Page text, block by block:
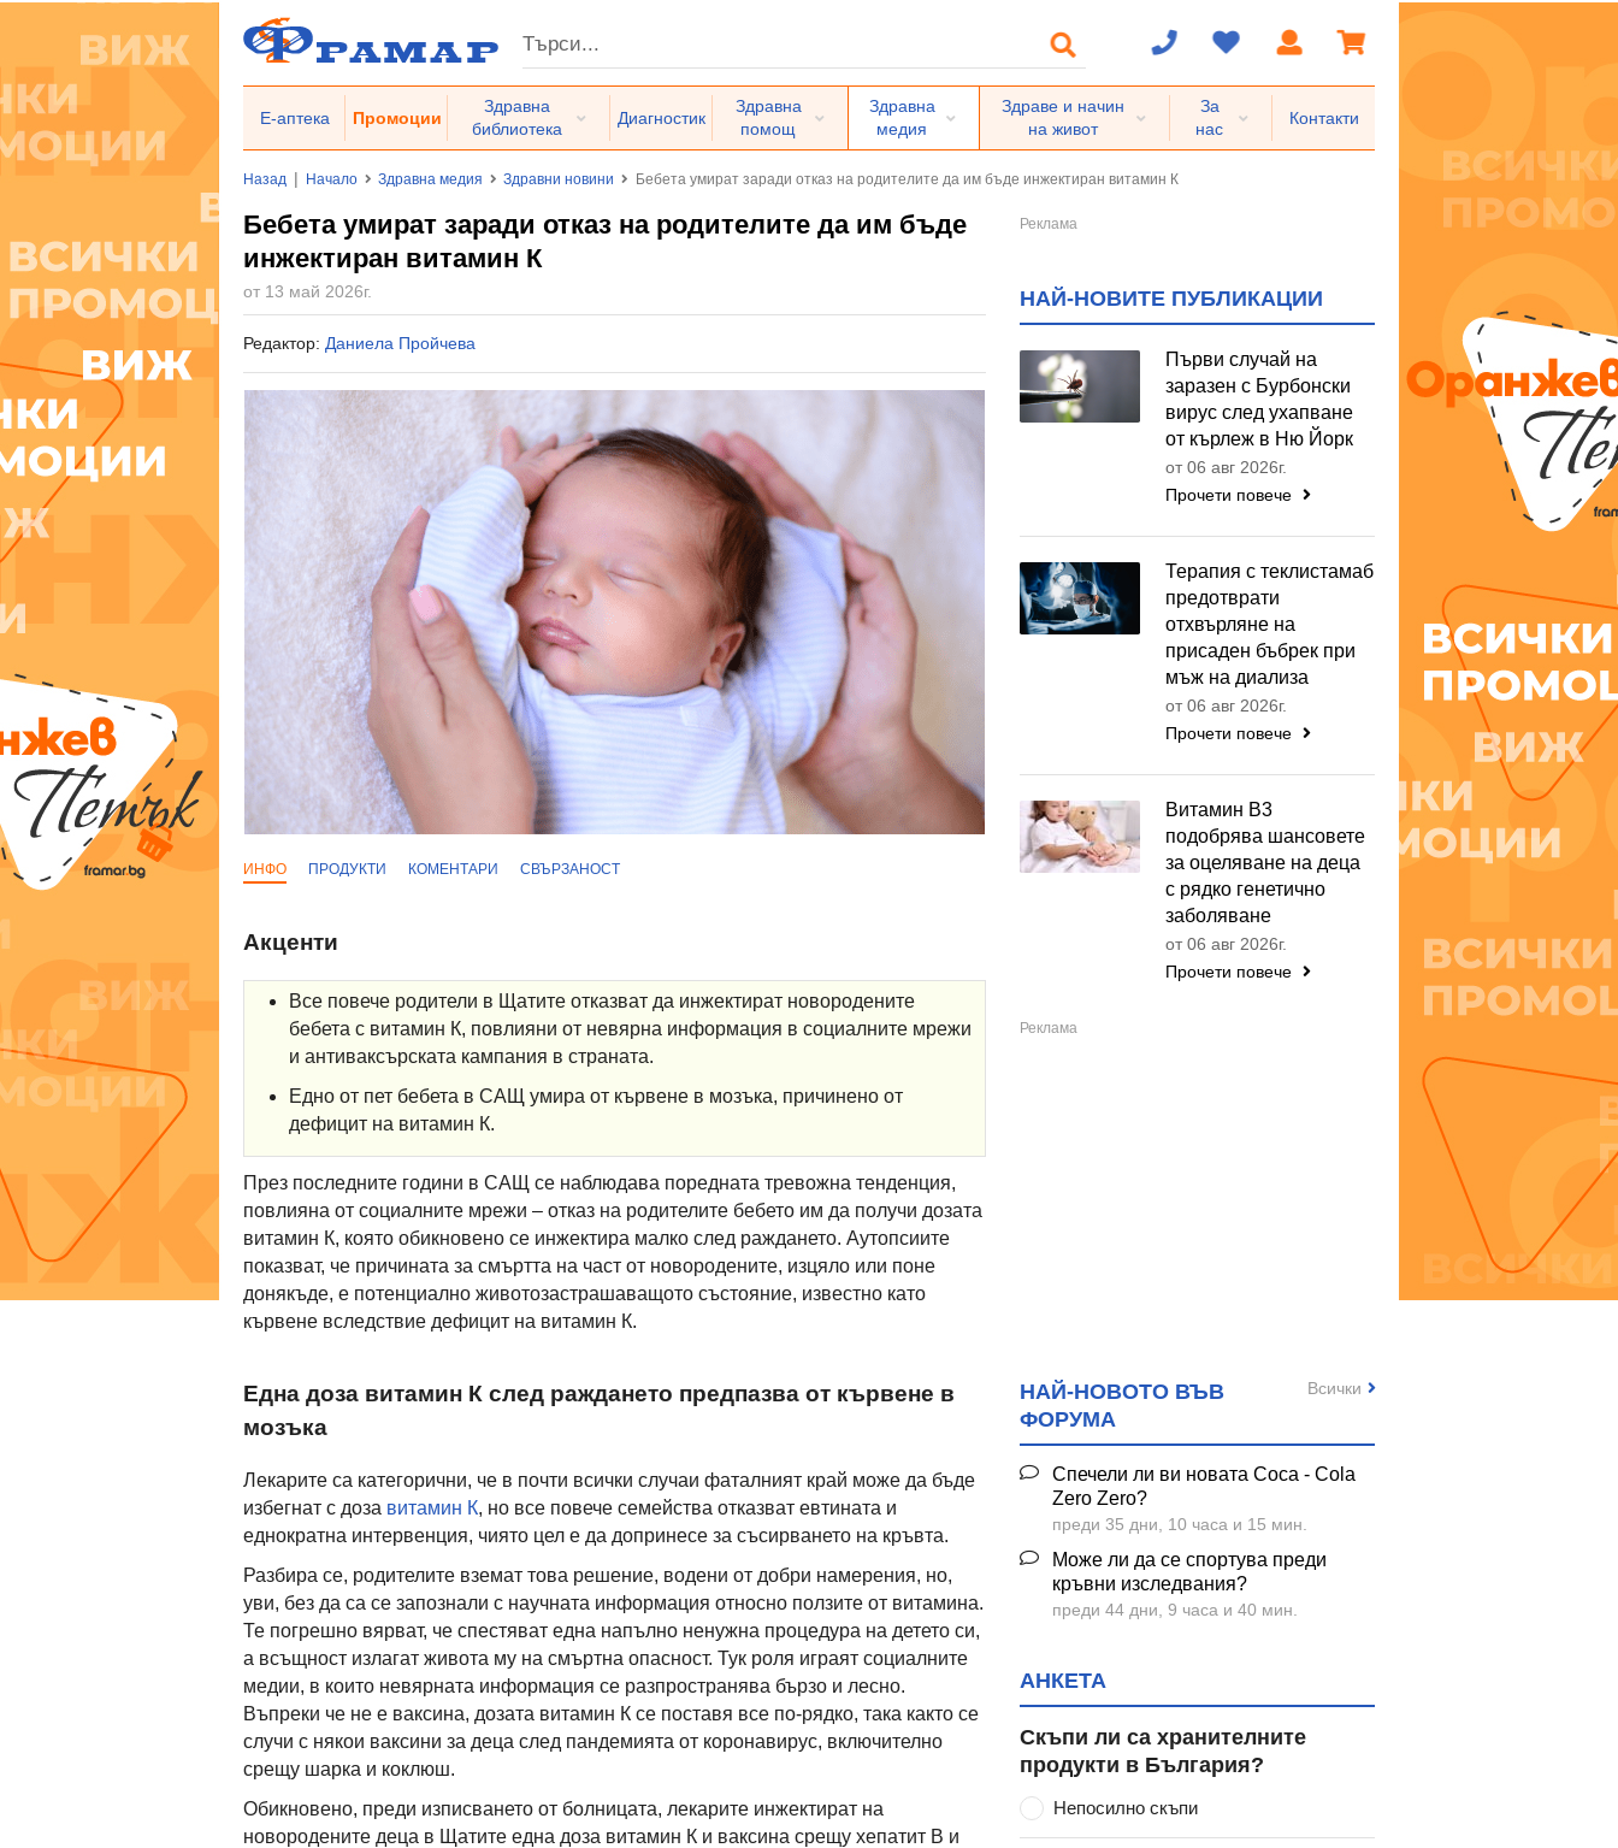
Е-аптека Промоции
Здравна
библиотека
Диагностик
Здравна
помощ
Здравна
медия
Здраве и начин
на живот
За
нас
Контакти
Назад | Начало Здравна медия Здравни новини Бебета умират заради отказ на родителите да им бъде инжектиран витамин К
Бебета умират заради отказ на родителите да им бъде
инжектиран витамин К
от 13 май 2026г.
Редактор: Даниела Пройчева
ИНФО ПРОДУКТИ КОМЕНТАРИ СВЪРЗАНОСТ
Акценти
Все повече родители в Щатите отказват да инжектират новородените
бебета с витамин К, повлияни от невярна информация в социалните мрежи
и антиваксърската кампания в страната.
Едно от пет бебета в САЩ умира от кървене в мозъка, причинено от
дефицит на витамин К.
През последните години в САЩ се наблюдава поредната тревожна тенденция,
повлияна от социалните мрежи – отказ на родителите бебето им да получи дозата
витамин К, която обикновено се инжектира малко след раждането. Аутопсиите
показват, че причината за смъртта на част от новородените, изцяло или поне
донякъде, е потенциално животозастрашаващото състояние, известно като
кървене вследствие дефицит на витамин К.
Една доза витамин К след раждането предпазва от кървене в
мозъка
Лекарите са категорични, че в почти всички случаи фаталният край може да бъде
избегнат с доза витамин К, но все повече семейства отказват евтината и
еднократна интервенция, чиято цел е да допринесе за съсирването на кръвта.
Разбира се, родителите вземат това решение, водени от добри намерения, но,
уви, без да са се запознали с научната информация относно ползите от витамина.
Те погрешно вярват, че спестяват една напълно ненужна процедура на детето си,
а всъщност излагат живота му на смъртна опасност. Тук роля играят социалните
медии, в които невярната информация се разпространява бързо и лесно.
Въпреки че не е ваксина, дозата витамин К се поставя все по-рядко, така както се
случи с някои ваксини за деца след пандемията от коронавирус, включително
срещу шарка и коклюш.
Обикновено, преди изписването от болницата, лекарите инжектират на
новородените деца в Щатите една доза витамин К и ваксина срещу хепатит В и
НАЙ-НОВИТЕ ПУБЛИКАЦИИ
Първи случай на
заразен с Бурбонски
вирус след ухапване
от кърлеж в Ню Йорк
от 06 авг 2026г.
Прочети повече
Терапия с теклистамаб
предотврати
отхвърляне на
присаден бъбрек при
мъж на диализа
от 06 авг 2026г.
Прочети повече
Витамин B3
подобрява шансовете
за оцеляване на деца
с рядко генетично
заболяване
от 06 авг 2026г.
Прочети повече
НАЙ-НОВОТО ВЪВ
ФОРУМА
Спечели ли ви новата Coca - Cola
Zero Zero?
преди 35 дни, 10 часа и 15 мин.
Може ли да се спортува преди
кръвни изследвания?
преди 44 дни, 9 часа и 40 мин.
Всички
АНКЕТА
Скъпи ли са хранителните
продукти в България?
Непосилно скъпи